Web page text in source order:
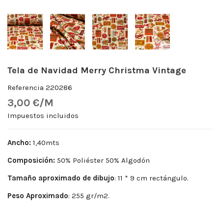
Tela de Navidad Merry Christma Vintage
Referencia 220286
3,00 €/M
Impuestos incluidos
Ancho: 1,40mts
Composición: 50% Poliéster 50% Algodón
Tamaño aproximado de dibujo: 11 * 9 cm rectángulo.
Peso Aproximado: 255 gr/m2.